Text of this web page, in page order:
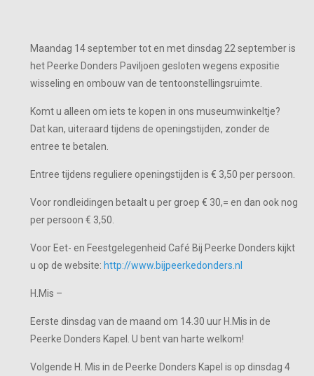
Maandag 14 september tot en met dinsdag 22 september is
het Peerke Donders Paviljoen gesloten wegens expositie
wisseling en ombouw van de tentoonstellingsruimte.
Komt u alleen om iets te kopen in ons museumwinkeltje?
Dat kan, uiteraard tijdens de openingstijden, zonder de
entree te betalen.
Entree tijdens reguliere openingstijden is € 3,50 per persoon.
Voor rondleidingen betaalt u per groep € 30,= en dan ook nog
per persoon € 3,50.
Voor Eet- en Feestgelegenheid Café Bij Peerke Donders kijkt
u op de website: http://www.bijpeerkedonders.nl
H.Mis –
Eerste dinsdag van de maand om 14.30 uur H.Mis in de
Peerke Donders Kapel. U bent van harte welkom!
Volgende H. Mis in de Peerke Donders Kapel is op dinsdag 4